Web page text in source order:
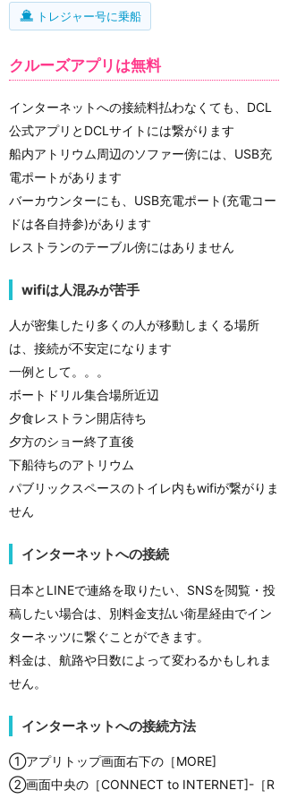
トレジャー号に乗船
クルーズアプリは無料
インターネットへの接続料払わなくても、DCL
公式アプリとDCLサイトには繋がります
船内アトリウム周辺のソファー傍には、USB充
電ポートがあります
バーカウンターにも、USB充電ポート(充電コー
ドは各自持参)があります
レストランのテーブル傍にはありません
wifiは人混みが苦手
人が密集したり多くの人が移動しまくる場所
は、接続が不安定になります
一例として。。。
ボートドリル集合場所近辺
夕食レストラン開店待ち
夕方のショー終了直後
下船待ちのアトリウム
パブリックスペースのトイレ内もwifiが繋がりま
せん
インターネットへの接続
日本とLINEで連絡を取りたい、SNSを閲覧・投
稿したい場合は、別料金支払い衛星経由でイン
ターネッツに繋ぐことができます。
料金は、航路や日数によって変わるかもしれま
せん。
インターネットへの接続方法
①アプリトップ画面右下の［MORE]
②画面中央の［CONNECT to INTERNET]-［R